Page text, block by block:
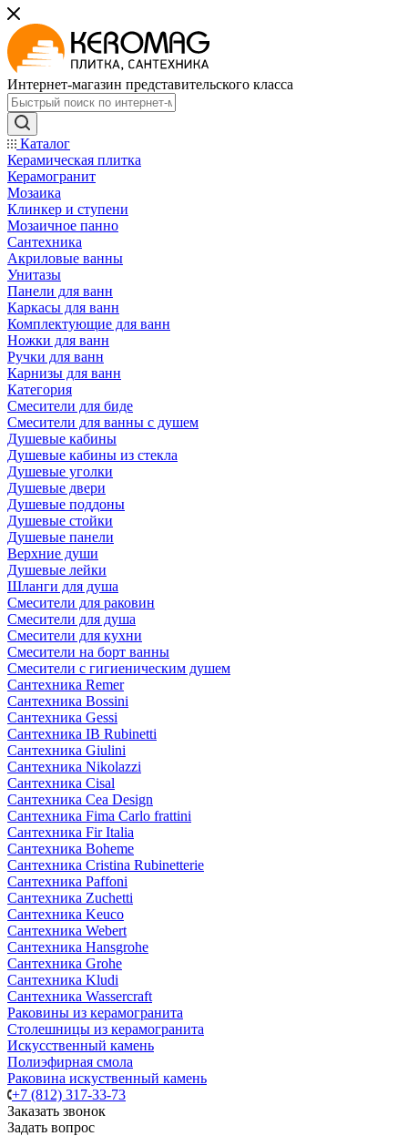
Интернет-магазин представительского класса
Каталог
Керамическая плитка
Керамогранит
Мозаика
Клинкер и ступени
Мозаичное панно
Сантехника
Акриловые ванны
Унитазы
Панели для ванн
Каркасы для ванн
Комплектующие для ванн
Ножки для ванн
Ручки для ванн
Карнизы для ванн
Категория
Смесители для биде
Смесители для ванны с душем
Душевые кабины
Душевые кабины из стекла
Душевые уголки
Душевые двери
Душевые поддоны
Душевые стойки
Душевые панели
Верхние души
Душевые лейки
Шланги для душа
Смесители для раковин
Смесители для душа
Смесители для кухни
Смесители на борт ванны
Смесители с гигиеническим душем
Сантехника Remer
Сантехника Bossini
Сантехника Gessi
Сантехника IB Rubinetti
Сантехника Giulini
Сантехника Nikolazzi
Сантехника Cisal
Сантехника Cea Design
Сантехника Fima Carlo frattini
Сантехника Fir Italia
Сантехника Boheme
Сантехника Cristina Rubinetterie
Сантехника Paffoni
Сантехника Zuchetti
Сантехника Keuco
Сантехника Webert
Сантехника Hansgrohe
Сантехника Grohe
Сантехника Kludi
Сантехника Wassercraft
Раковины из керамогранита
Столешницы из керамогранита
Искусственный камень
Полиэфирная смола
Раковина искуственный камень
+7 (812) 317-33-73
Заказать звонок
Задать вопрос